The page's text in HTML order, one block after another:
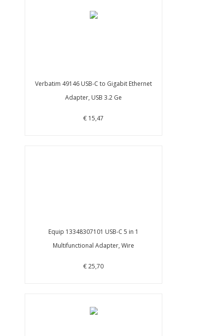
Verbatim 49146 USB-C to Gigabit Ethernet
Adapter, USB 3.2 Ge
€ 15,47
Equip 13348307101 USB-C 5 in 1
Multifunctional Adapter, Wire
€ 25,70